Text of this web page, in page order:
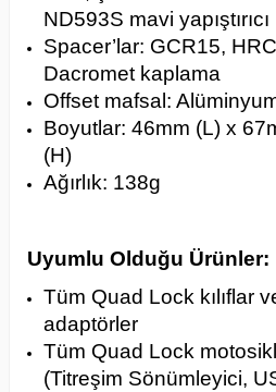
ND593S mavi yapıştırıcı
Spacer’lar: GCR15,
Dacromet kaplama
Offset mafsal:
Boyutlar: 46mm (L) x
(H)
Ağırlık: 138g
Uyumlu Olduğu Ürünler:
Tüm Quad Lock kılıflar
adaptörler
Tüm Quad Lock
(Titreşim Sönümleyici,